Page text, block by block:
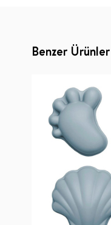
Benzer Ürünler